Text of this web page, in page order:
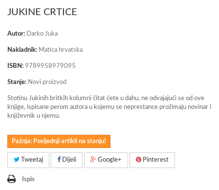
JUKINE CRTICE
Autor: Darko Juka
Nakladnik: Matica hrvatska
ISBN: 9789958979095
Stanje: Novi proizvod
Stotinu Jukinih britkih kolumni čitat ćete u dahu, ne odvajajući se od ove
knjige, ispisane perom autora u kojemu se neprestance prožimaju novinar i
književnik u njemu.
Pažnja: Posljednji artikli na stanju!
Tweetaj Dijeli Google+ Pinterest
Ispis